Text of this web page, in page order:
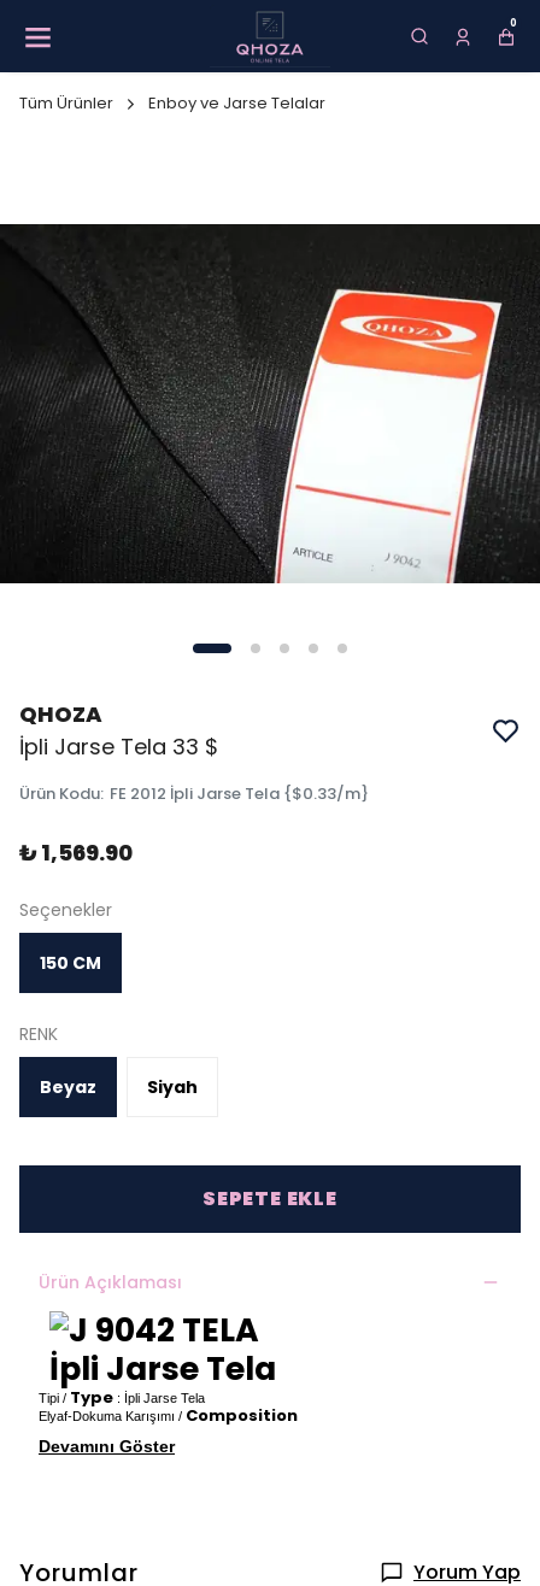
0
Tüm Ürünler Enboy ve Jarse Telalar
QHOZA
İpli Jarse Tela 33 $
Ürün Kodu: FE 2012 İpli Jarse Tela {$0.33/m}
₺ 1,569.90
Seçenekler
150 CM
RENK
Beyaz Siyah
SEPETE EKLE
Ürün Açıklaması
İpli Jarse Tela
Tipi / Type : İpli Jarse Tela
Elyaf-Dokuma Karışımı / Composition
Devamını Göster
Yorumlar Yorum Yap